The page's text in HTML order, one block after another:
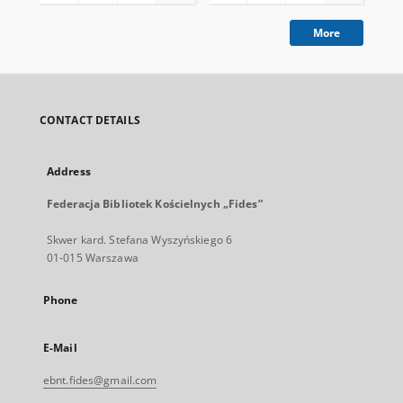
More
CONTACT DETAILS
Address
Federacja Bibliotek Kościelnych „Fides”
Skwer kard. Stefana Wyszyńskiego 6
01-015 Warszawa
Phone
E-Mail
ebnt.fides@gmail.com